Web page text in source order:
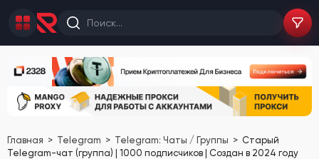
Главная Telegram Telegram: Чаты / Группы
Старый
Telegram-чат (группа) | 1000 подписчиков | Создан в 2024 году